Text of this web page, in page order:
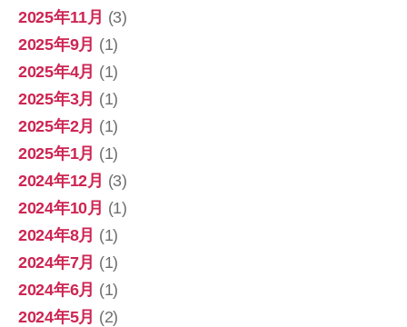
2025年11月 (3)
2025年9月 (1)
2025年4月 (1)
2025年3月 (1)
2025年2月 (1)
2025年1月 (1)
2024年12月 (3)
2024年10月 (1)
2024年8月 (1)
2024年7月 (1)
2024年6月 (1)
2024年5月 (2)